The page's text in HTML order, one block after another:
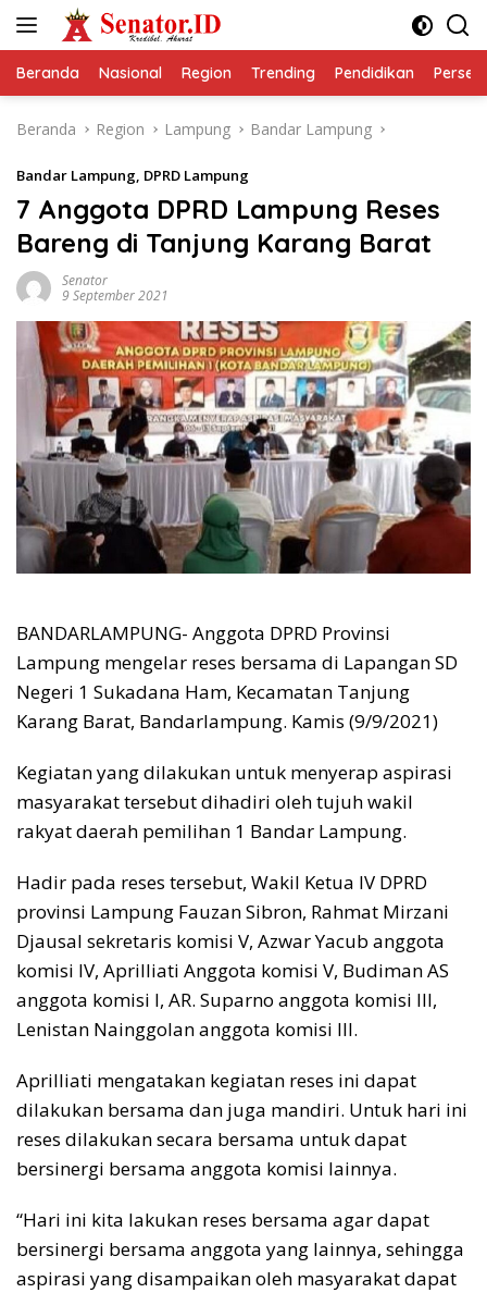
Beranda Nasional Region Trending Pendidikan
Beranda Region Lampung Bandar Lampung
Bandar Lampung, DPRD Lampung
7 Anggota DPRD Lampung Reses
Bareng di Tanjung Karang Barat
Senator
9 September 2021
BANDARLAMPUNG- Anggota DPRD Provinsi
Lampung mengelar reses bersama di Lapangan SD
Negeri 1 Sukadana Ham, Kecamatan Tanjung
Karang Barat, Bandarlampung. Kamis (9/9/2021)
Kegiatan yang dilakukan untuk menyerap aspirasi
masyarakat tersebut dihadiri oleh tujuh wakil
rakyat daerah pemilihan 1 Bandar Lampung.
Hadir pada reses tersebut, Wakil Ketua IV DPRD
provinsi Lampung Fauzan Sibron, Rahmat Mirzani
Djausal sekretaris komisi V, Azwar Yacub anggota
komisi IV, Aprilliati Anggota komisi V, Budiman AS
anggota komisi I, AR. Suparno anggota komisi III,
Lenistan Nainggolan anggota komisi III.
Aprilliati mengatakan kegiatan reses ini dapat
dilakukan bersama dan juga mandiri. Untuk hari ini
reses dilakukan secara bersama untuk dapat
bersinergi bersama anggota komisi lainnya.
“Hari ini kita lakukan reses bersama agar dapat
bersinergi bersama anggota yang lainnya, sehingga
aspirasi yang disampaikan oleh masyarakat dapat